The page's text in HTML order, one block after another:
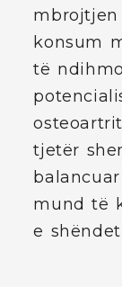
mbrojtjen
konsum
të
tjetër
mund të
e